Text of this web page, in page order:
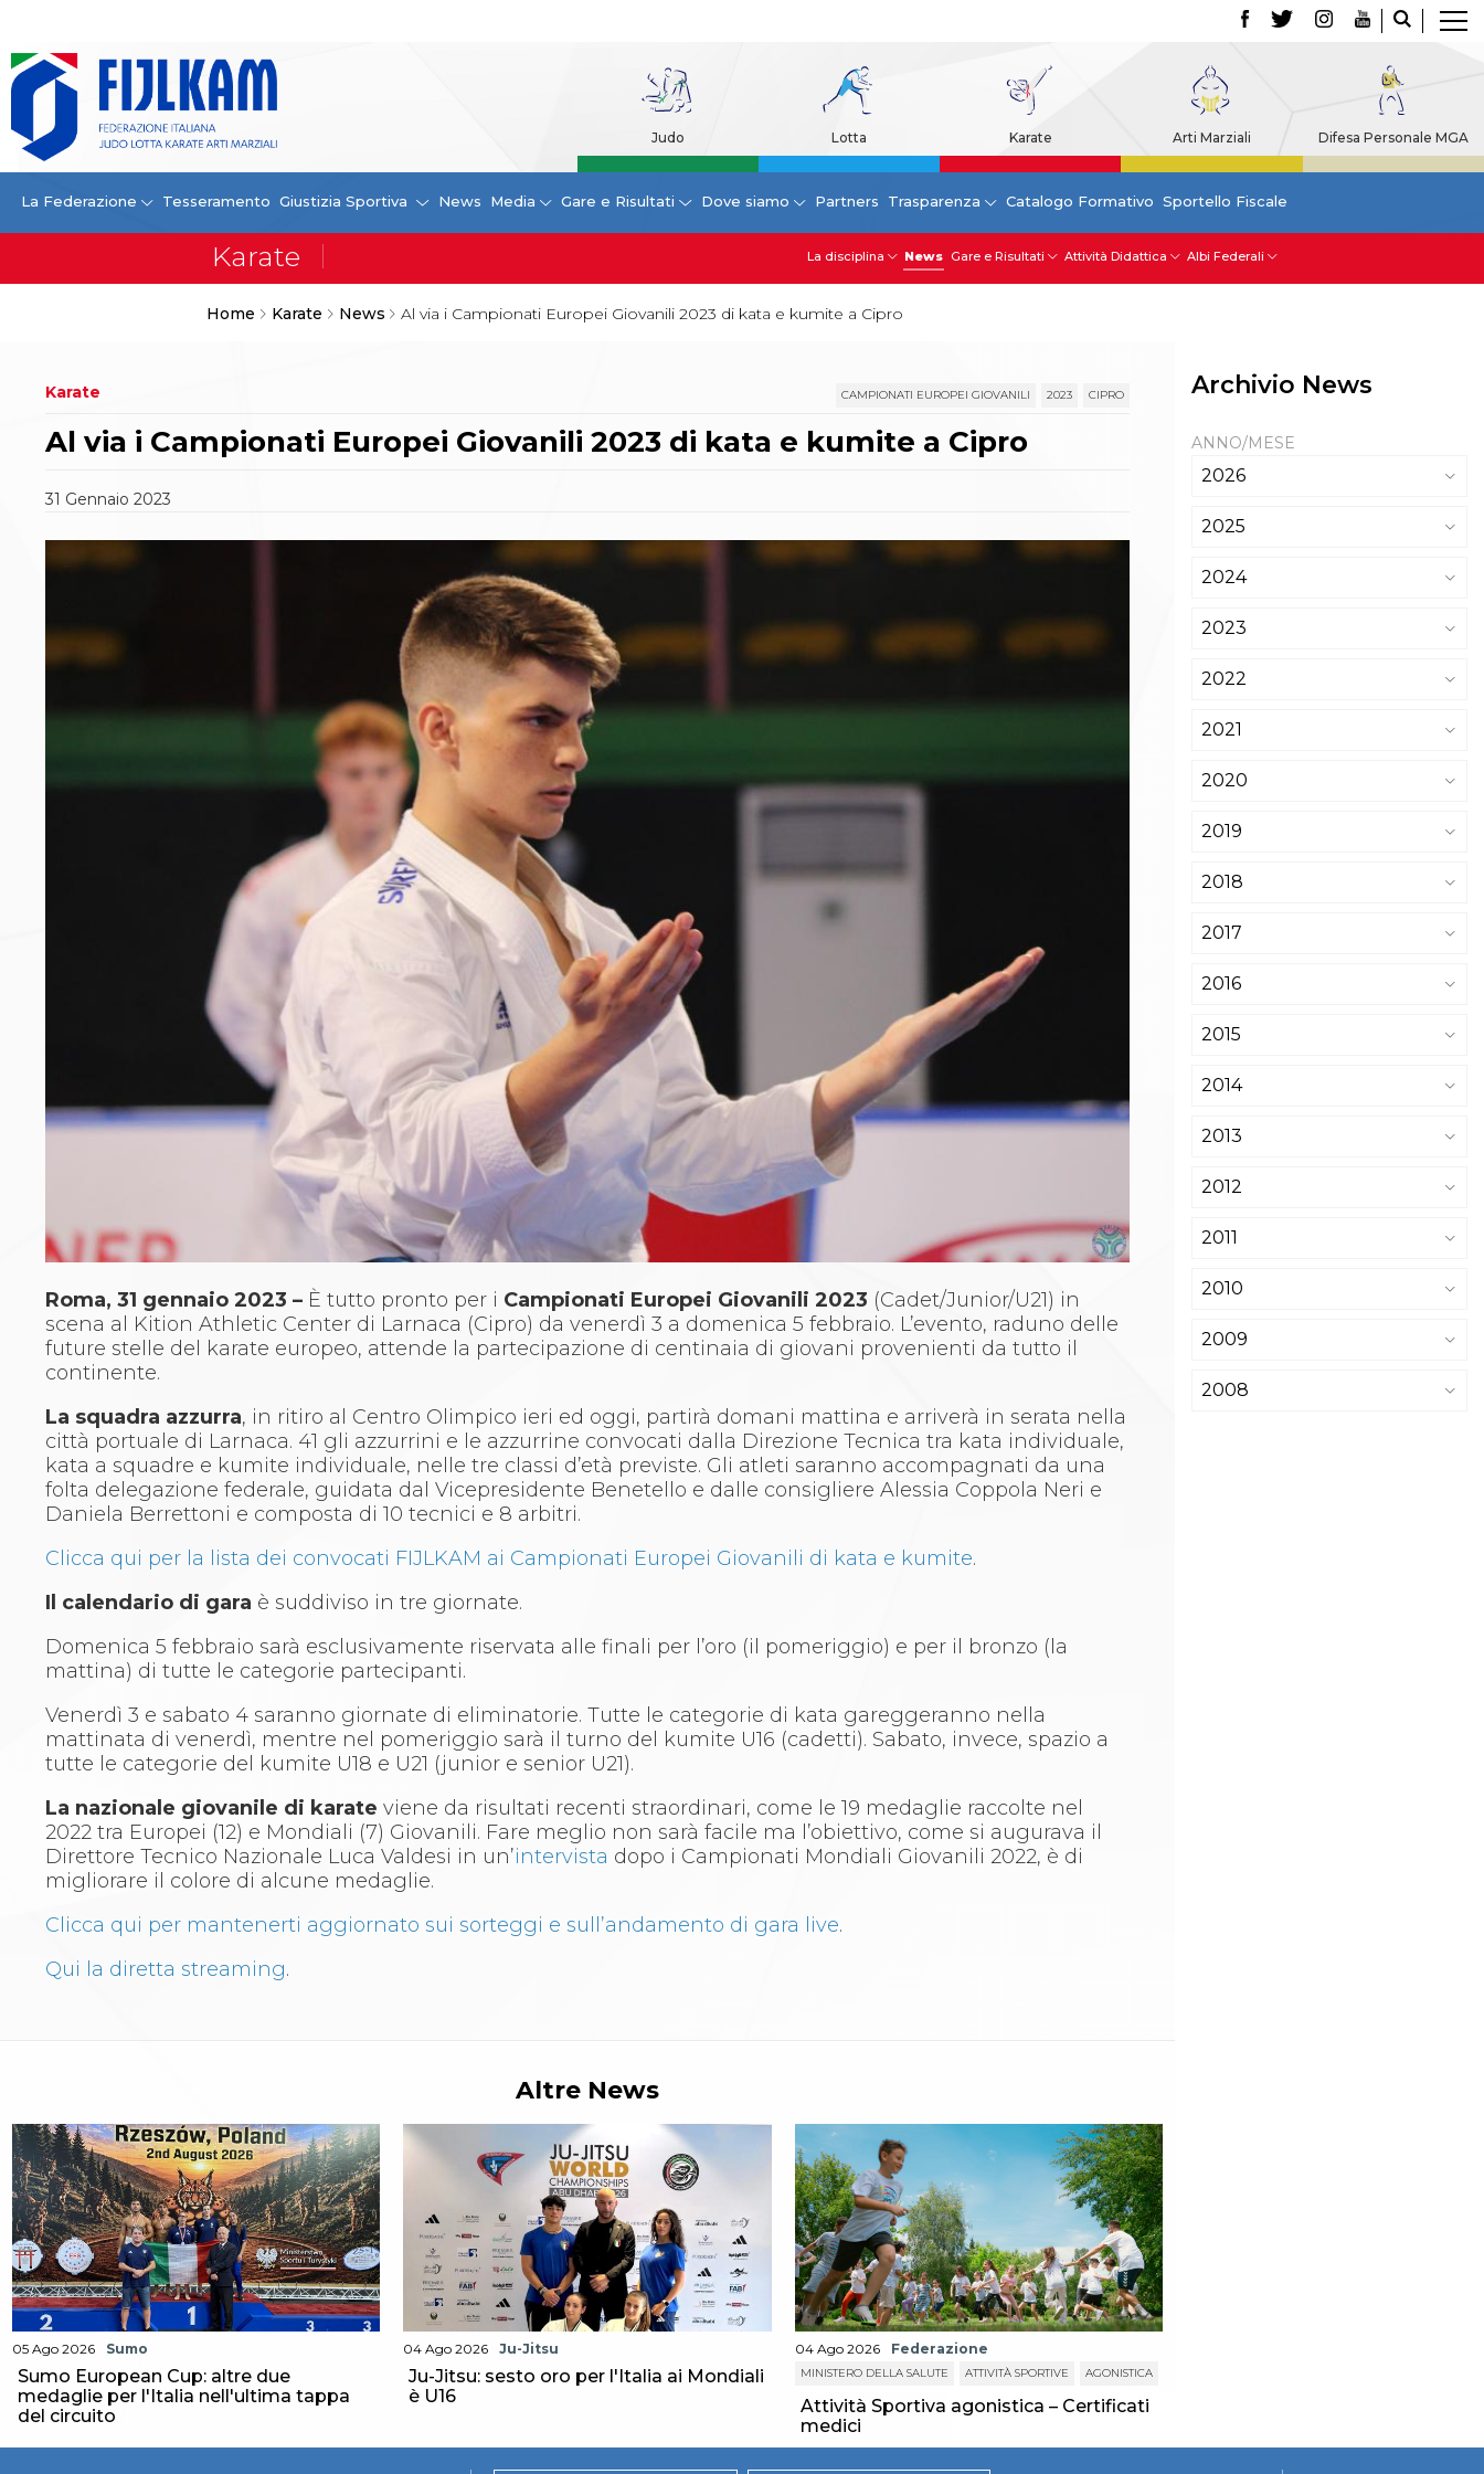
Judo Lotta Karate Arti Marziali Difesa Personale MGA
La Federazione Tesseramento Giustizia Sportiva News Media Gare e Risultati Dove siamo Partners Trasparenza Catalogo Formativo Sportello Fiscale
La disciplina News Gare e Risultati Attività Didattica Albi Federali
Home Karate News Al via i Campionati Europei Giovanili 2023 di kata e kumite a Cipro
La Federazione
La FIJLKAM
Organigramma
Storia
Campioni di tutti i tempi
News
Comunicazioni Federali
Tecnici
Tesseramento
Norme e modulistica Affiliazioni e Tesseramenti
Classifica Società Sportive con più di 100 atleti
Protocollo udienze in videoconferenza
Provvedimenti in corso
Sentenze Giudice Sportivo
Sentenze Tribunale Federale
Sentenze Corte Sportiva e Federale di Appello
Sentenze di 1° Grado
Sentenze CAF
Sentenze Tribunale Nazionale Arbitrato per lo
Sport
Dispositivi Tribunale Federale
Dispositivi Corte Sportiva e Federale di Appello
Spese per l’accesso alla Giustizia
Gare e Risultati
Archivio eventi
Dove siamo
Comitati Regionali
Società
La Federazione
Cerca Società Sportive
Media
Rassegna stampa
Pubblicazioni FIJLKAM
Libreria FIJLKAM
Galleria Fotografica
Video
Partners
Amministrazione
Avvisi
Gare d’Appalto
Whistleblowing
Judo
News
Gare e Risultati
Albi Federali
Arbitri
Lotta
La disciplina
News
Gare e Risultati
Attività Didattica
Albi Federali
Karate
La disciplina
News
Attività Didattica
Arti marziali
BJJ
Pancrazio/Pankration
S'istrumpa
News
Calendario Attività
Difesa Personale MGA
La disciplina
News
Merchandising
Cerca
Contatti
Karate CAMPIONATI EUROPEI GIOVANILI 2023 CIPRO
Al via i Campionati Europei Giovanili 2023 di kata e kumite a Cipro
31 Gennaio2023
Roma, 31 gennaio 2023 – È tutto pronto per i Campionati Europei Giovanili 2023 (Cadet/Junior/U21) in
scena al Kition Athletic Center di Larnaca (Cipro) da venerdì 3 a domenica 5 febbraio. L’evento, raduno delle
future stelle del karate europeo, attende la partecipazione di centinaia di giovani provenienti da tutto il
continente.
La squadra azzurra, in ritiro al Centro Olimpico ieri ed oggi, partirà domani mattina e arriverà in serata nella
città portuale di Larnaca. 41 gli azzurrini e le azzurrine convocati dalla Direzione Tecnica tra kata individuale,
kata a squadre e kumite individuale, nelle tre classi d’età previste. Gli atleti saranno accompagnati da una
folta delegazione federale, guidata dal Vicepresidente Benetello e dalle consigliere Alessia Coppola Neri e
Daniela Berrettoni e composta di 10 tecnici e 8 arbitri.
Clicca qui per la lista dei convocati FIJLKAM ai Campionati Europei Giovanili di kata e kumite.
Il calendario di gara è suddiviso in tre giornate.
Domenica 5 febbraio sarà esclusivamente riservata alle finali per l’oro (il pomeriggio) e per il bronzo (la
mattina) di tutte le categorie partecipanti.
Venerdì 3 e sabato 4 saranno giornate di eliminatorie. Tutte le categorie di kata gareggeranno nella
mattinata di venerdì, mentre nel pomeriggio sarà il turno del kumite U16 (cadetti). Sabato, invece, spazio a
tutte le categorie del kumite U18 e U21 (junior e senior U21).
La nazionale giovanile di karate viene da risultati recenti straordinari, come le 19 medaglie raccolte nel
2022 tra Europei (12) e Mondiali (7) Giovanili. Fare meglio non sarà facile ma l’obiettivo, come si augurava il
Direttore Tecnico Nazionale Luca Valdesi in un’intervista dopo i Campionati Mondiali Giovanili 2022, è di
migliorare il colore di alcune medaglie.
Clicca qui per mantenerti aggiornato sui sorteggi e sull’andamento di gara live.
Qui la diretta streaming.
Altre News
05 Ago 2026 Sumo
Sumo European Cup: altre due
medaglie per l'Italia nell'ultima tappa
del circuito
04 Ago 2026 Ju-Jitsu
Ju-Jitsu: sesto oro per l'Italia ai Mondiali
è U16
04 Ago 2026 Federazione
MINISTERO DELLA SALUTE ATTIVITÀ SPORTIVE AGONISTICA
Attività Sportiva agonistica – Certificati
medici
Archivio News
ANNO/MESE
2026
2025
2024
2023
2022
2021
2020
2019
2018
2017
2016
2015
2014
2013
2012
2011
2010
2009
2008